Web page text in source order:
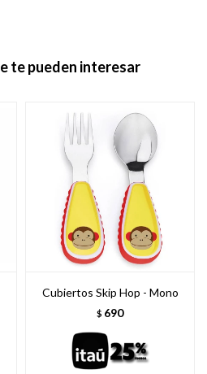
te pueden interesar
Cubiertos Skip Hop - Mono
$ 690